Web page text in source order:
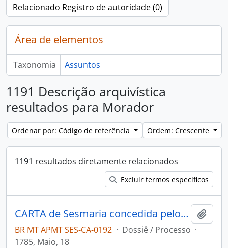
Relacionado Registro de autoridade (0)
Área de elementos
Taxonomia Assuntos
1191 Descrição arquivística
resultados para Morador
Ordenar por: Código de referência Ordem: Crescente
1191 resultados diretamente relacionados
Excluir termos específicos
CARTA de Sesmaria concedida pelo Governador e Capitão-General da Capitania de Mato Grosso Luiz de Albuquerque de Melo Pereira e Cáceres a Ignácio de Souza Oliveira.
BR MT APMT SES-CA-0192 · Dossiê / Processo ·
1785, Maio, 18